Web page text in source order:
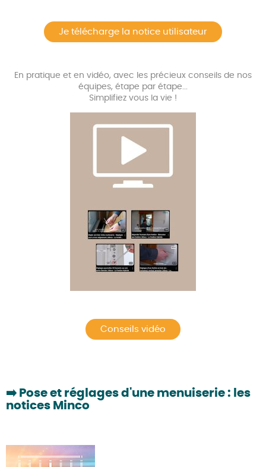
Je télécharge la notice utilisateur
En pratique et en vidéo, avec les précieux conseils de nos
équipes, étape par étape...
Simplifiez vous la vie !
Conseils vidéo
➡️ Pose et réglages d'une menuiserie : les
notices Minco